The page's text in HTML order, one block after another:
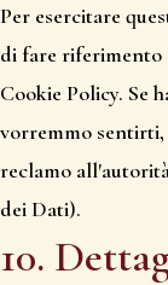
Per esercitare
di fare riferimento
Cookie Policy. Se
vorremmo
reclamo
dei Dati).
10.